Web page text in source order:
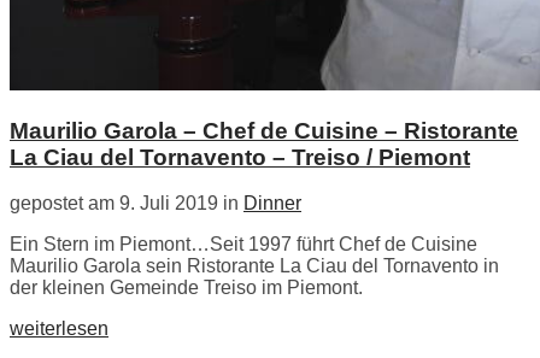
Maurilio Garola – Chef de Cuisine – Ristorante
La Ciau del Tornavento – Treiso / Piemont
gepostet am 9. Juli 2019 in Dinner
Ein Stern im Piemont…Seit 1997 führt Chef de Cuisine
Maurilio Garola sein Ristorante La Ciau del Tornavento in
der kleinen Gemeinde Treiso im Piemont.
weiterlesen